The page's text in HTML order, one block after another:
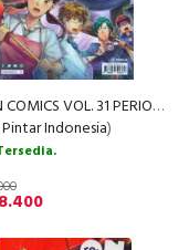
RE:ON COMICS VOL. 31 PERIODICAL COMICS COMPILATION
Indonesia)